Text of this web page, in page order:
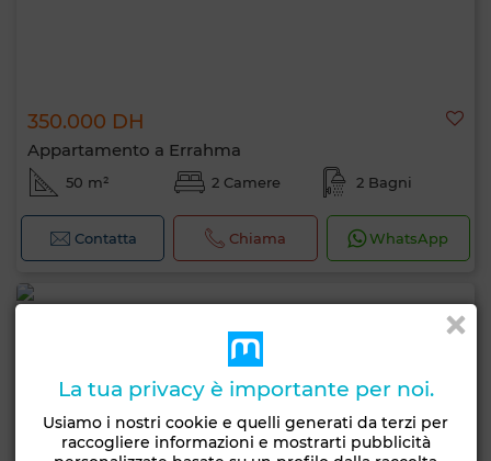
350.000 DH
Appartamento a Errahma
50 m² 2 Camere 2 Bagni
Contatta Chiama WhatsApp
La tua privacy è importante per noi.
Usiamo i nostri cookie e quelli generati da terzi per
raccogliere informazioni e mostrarti pubblicità